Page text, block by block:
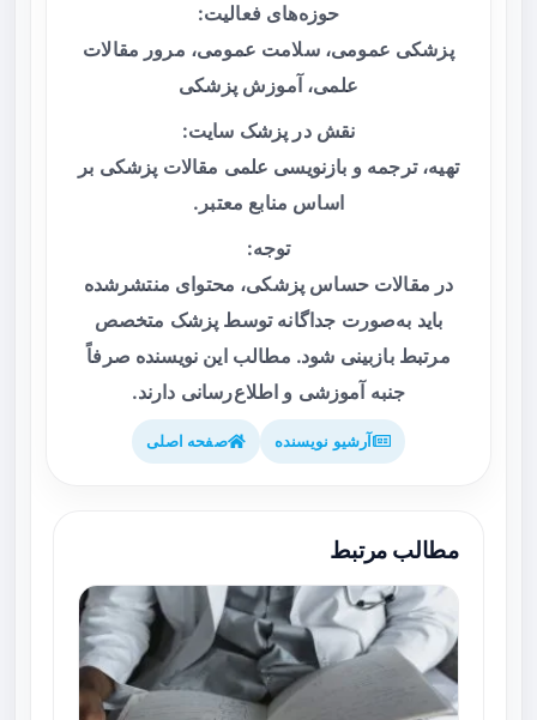
حوزه‌های فعالیت:
پزشکی عمومی، سلامت عمومی، مرور مقالات
علمی، آموزش پزشکی
نقش در پزشک سایت:
تهیه، ترجمه و بازنویسی علمی مقالات پزشکی بر
اساس منابع معتبر.
توجه:
در مقالات حساس پزشکی، محتوای منتشرشده
باید به‌صورت جداگانه توسط پزشک متخصص
مرتبط بازبینی شود. مطالب این نویسنده صرفاً
جنبه آموزشی و اطلاع‌رسانی دارند.
آرشیو نویسنده صفحه اصلی
مطالب مرتبط